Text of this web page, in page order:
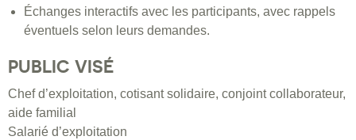
Échanges interactifs avec les participants, avec rappels
éventuels selon leurs demandes.
PUBLIC VISÉ
Chef d’exploitation, cotisant solidaire, conjoint collaborateur,
aide familial
Salarié d’exploitation